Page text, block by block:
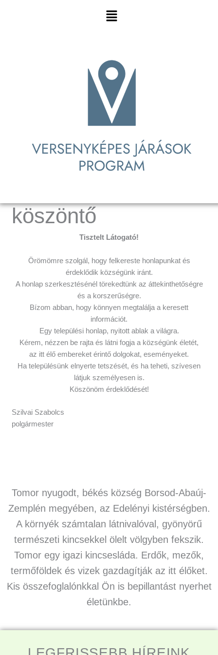
Menu
ÜDVÖZLÜNK TOMOR HONLAPJÁN
köszöntő
Tisztelt Látogató!
Örömömre szolgál, hogy felkereste honlapunkat és
érdeklődik községünk iránt.
A honlap szerkesztésénél törekedtünk az áttekinthetőségre
és a korszerűségre.
Bízom abban, hogy könnyen megtalálja a keresett
információt.
Egy települési honlap, nyitott ablak a világra.
Kérem, nézzen be rajta és látni fogja a községünk életét,
az itt élő embereket érintő dolgokat, eseményeket.
Ha településünk elnyerte tetszését, és ha teheti, szívesen
látjuk személyesen is.
Köszönöm érdeklődését!
Szilvai Szabolcs
polgármester
Tomor nyugodt, békés község Borsod-Abaúj-
Zemplén megyében, az Edelényi kistérségben.
A környék számtalan látnivalóval, gyönyörű
természeti kincsekkel ölelt völgyben fekszik.
Tomor egy igazi kincsesláda. Erdők, mezők,
termőföldek és vizek gazdagítják az itt élőket.
Kis összefoglalónkkal Ön is bepillantást nyerhet
életünkbe.